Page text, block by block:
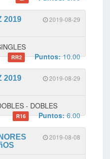
2019-08-29
2019
RR2 Puntos:10.00
2019-08-29
2019
- DOBLES
R16 Puntos:6.00
2019-08-08